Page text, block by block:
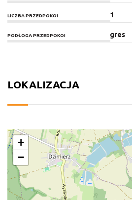
LICZBA PRZEDPOKOI 1
PODŁOGA PRZEDPOKOI gres
LOKALIZACJA
+
−